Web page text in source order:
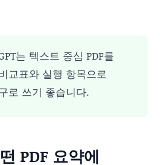
는 텍스트 중심 PDF를
교표와 실행 항목으로
로 쓰기 좋습니다.
PDF 요약에